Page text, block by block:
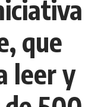
que
leer y